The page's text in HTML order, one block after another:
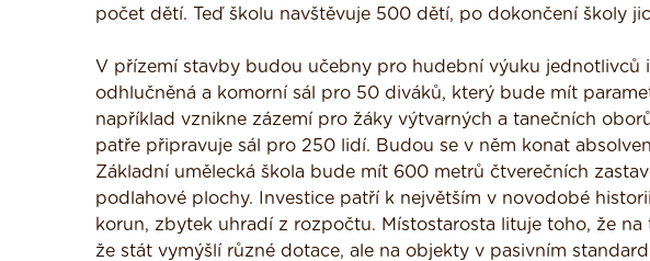
počet dětí. Teď školu navštěvuje 500 dětí, po dokončení školy
V přízemí stavby budou učebny pro hudební výuku jednotlivců
odhlučněná a komorní sál pro 50 diváků, který bude mít
například vznikne zázemí pro žáky výtvarných a tanečních
patře připravuje sál pro 250 lidí. Budou se v něm konat
Základní umělecká škola bude mít 600 metrů čtverečních
podlahové plochy. Investice patří k největším v novodobé
korun, zbytek uhradí z rozpočtu. Místostarosta lituje toho, že
že stát vymýšlí různé dotace, ale na objekty v pasivním